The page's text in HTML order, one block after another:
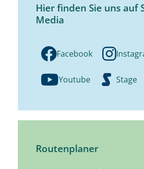
Hier finden Sie uns auf
Media
Facebook
Youtube Stage
Routenplaner